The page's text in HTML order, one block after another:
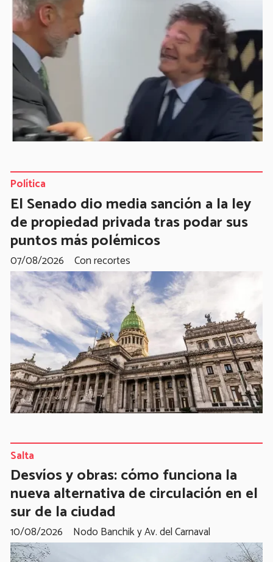
El Senado dio media sanción a la ley
de propiedad privada tras podar sus
puntos más polémicos
Con recortes
Política
07/08/2026
Desvíos y obras: cómo funciona la
nueva alternativa de circulación en el
sur de la ciudad
Nodo Banchik y Av. del Carnaval
Salta
10/08/2026